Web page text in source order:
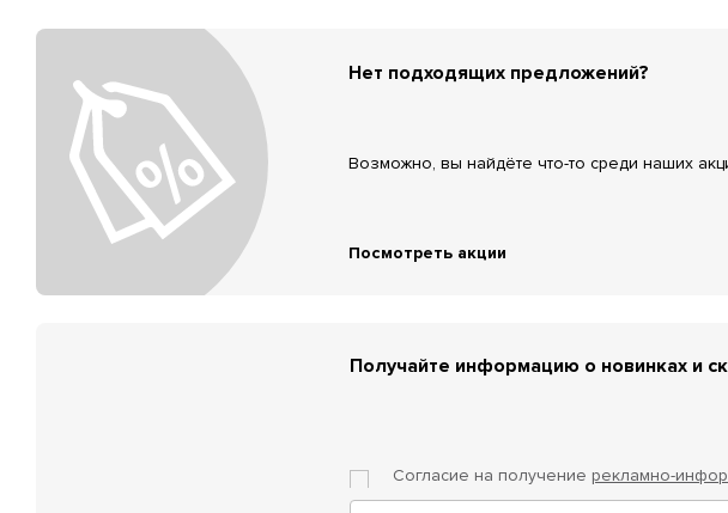
Нет подходящих предложений?
Возможно, вы найдёте что-то среди наших
Посмотреть акции
Получайте информацию о новинках и
Согласие на получение рекламно-